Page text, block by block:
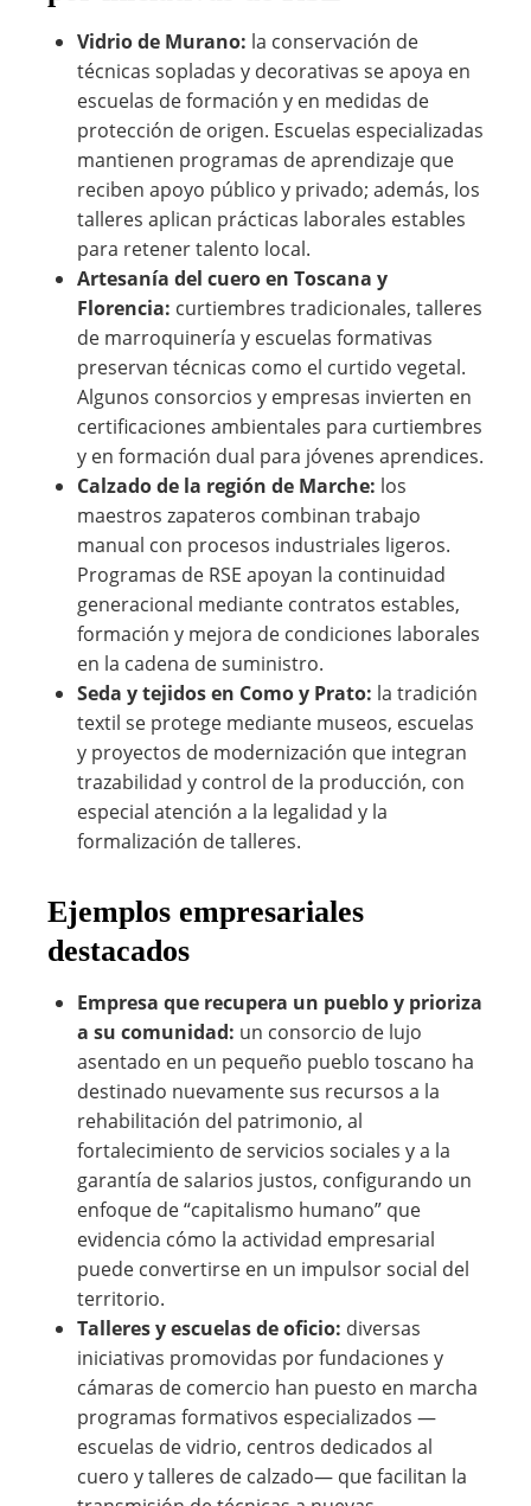
Vidrio de Murano: la conservación de
técnicas sopladas y decorativas se apoya en
escuelas de formación y en medidas de
protección de origen. Escuelas especializadas
mantienen programas de aprendizaje que
reciben apoyo público y privado; además, los
talleres aplican prácticas laborales estables
para retener talento local.
Artesanía del cuero en Toscana y
Florencia: curtiembres tradicionales, talleres
de marroquinería y escuelas formativas
preservan técnicas como el curtido vegetal.
Algunos consorcios y empresas invierten en
certificaciones ambientales para curtiembres
y en formación dual para jóvenes aprendices.
Calzado de la región de Marche: los
maestros zapateros combinan trabajo
manual con procesos industriales ligeros.
Programas de RSE apoyan la continuidad
generacional mediante contratos estables,
formación y mejora de condiciones laborales
en la cadena de suministro.
Seda y tejidos en Como y Prato: la tradición
textil se protege mediante museos, escuelas
y proyectos de modernización que integran
trazabilidad y control de la producción, con
especial atención a la legalidad y la
formalización de talleres.
Ejemplos empresariales
destacados
Empresa que recupera un pueblo y prioriza
a su comunidad: un consorcio de lujo
asentado en un pequeño pueblo toscano ha
destinado nuevamente sus recursos a la
rehabilitación del patrimonio, al
fortalecimiento de servicios sociales y a la
garantía de salarios justos, configurando un
enfoque de “capitalismo humano” que
evidencia cómo la actividad empresarial
puede convertirse en un impulsor social del
territorio.
Talleres y escuelas de oficio: diversas
iniciativas promovidas por fundaciones y
cámaras de comercio han puesto en marcha
programas formativos especializados —
escuelas de vidrio, centros dedicados al
cuero y talleres de calzado— que facilitan la